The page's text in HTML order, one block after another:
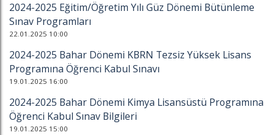
2024-2025 Eğitim/Öğretim Yılı Güz Dönemi Bütünleme
Sınav Programları
22.01.2025 10:00
2024-2025 Bahar Dönemi KBRN Tezsiz Yüksek Lisans
Programına Öğrenci Kabul Sınavı
19.01.2025 16:00
2024-2025 Bahar Dönemi Kimya Lisansüstü Programına
Öğrenci Kabul Sınav Bilgileri
19.01.2025 15:00